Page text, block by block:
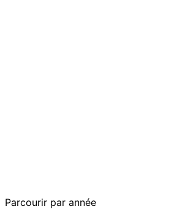
Parcourir par année